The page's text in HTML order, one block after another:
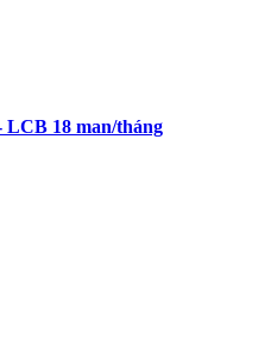
18 man/tháng